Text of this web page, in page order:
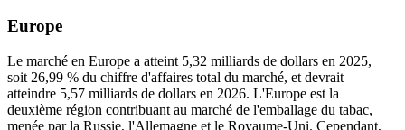
Europe
Le marché en Europe a atteint 5,32 milliards de dollars en 2025,
soit 26,99 % du chiffre d'affaires total du marché, et devrait
atteindre 5,57 milliards de dollars en 2026. L'Europe est la
deuxième région contribuant au marché de l'emballage du tabac,
menée par la Russie, l'Allemagne et le Royaume-Uni. Cependant,